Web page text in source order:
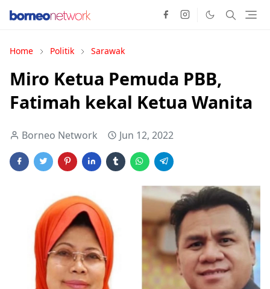
Home Politik Sarawak
Miro Ketua Pemuda PBB,
Fatimah kekal Ketua Wanita
Borneo Network Jun 12, 2022